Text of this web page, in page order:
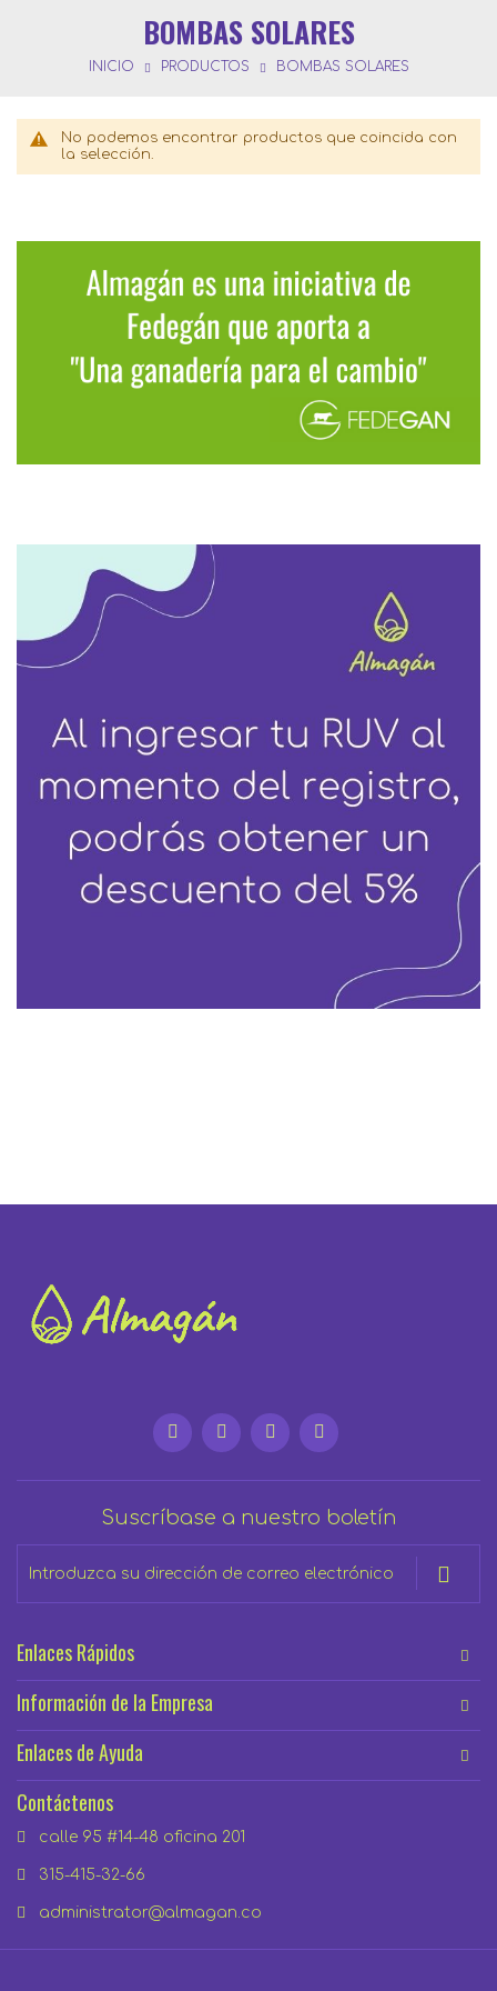
BOMBAS SOLARES
INICIO PRODUCTOS BOMBAS SOLARES
No podemos encontrar productos que coincida con
la selección.
Suscríbase a nuestro boletín
de
Enlaces Rápidos
Información de la Empresa
Enlaces de Ayuda
Contáctenos
calle 95 #14-48 oficina 201
315-415-32-66
administrator@almagan.co